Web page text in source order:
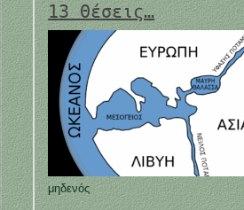
13 Θέσεις…
μηδενός